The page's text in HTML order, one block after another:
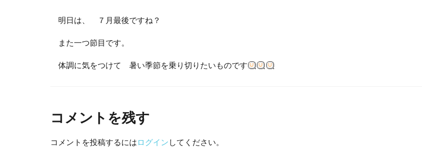
明日は、 ７月最後ですね？
また一つ節目です。
体調に気をつけて 暑い季節を乗り切りたいものです
コメントを残す
コメントを投稿するには ログイン してください。